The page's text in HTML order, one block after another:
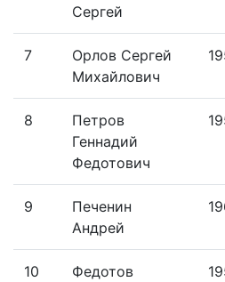
Сергей
7
Орлов Сергей
Михайлович
8
Петров
Геннадий
Федотович
9
Печенин
Андрей
10
Федотов